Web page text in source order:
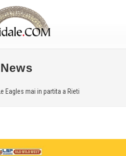
News
Le Eagles mai in partita a Rieti